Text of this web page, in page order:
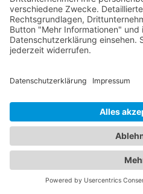
in einem
Unser umfangreiches
Abschleppdiensten,
einemHotel Brieskow-
dass sowohl die Sicherheit
auch der Komfort Ihrer
Bedeutung sind.
an Hotels in
unterschiedliche